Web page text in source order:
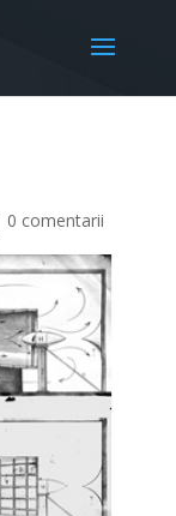
0 comentarii